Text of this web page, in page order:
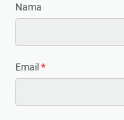
Nama
Email*